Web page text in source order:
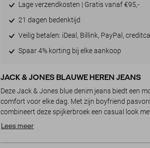
Lage verzendkosten | Gratis vanaf €95,-
21 dagen bedenktijd
Veilig betalen: iDeal, Billink, PayPal,
Spaar 4% korting bij elke aankoop
JACK & JONES BLAUWE HEREN JEANS
Deze Jack & Jones blue denim jeans biedt een
comfort voor elke dag. Met zijn boyfriend
combineert deze spijkerbroek een casual look
De bleached wash geeft de jeans een lichte tint,
voor praktische opbergruimte, terwijl de
Lees meer